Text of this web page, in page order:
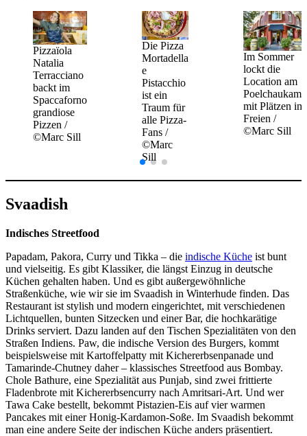
Pizzaïola
Natalia
Terracciano
backt im
Spaccaforno
grandiose
Pizzen /
©Marc Sill
Die Pizza
Mortadella
e
Pistacchio
ist ein
Traum für
alle Pizza-
Fans /
©Marc
Sill
Im Sommer
lockt die
Location am
Poelchaukamp
mit Plätzen im
Freien /
©Marc Sill
Svaadish
Indisches Streetfood
Papadam, Pakora, Curry und Tikka – die indische Küche ist bunt
und vielseitig. Es gibt Klassiker, die längst Einzug in deutsche
Küchen gehalten haben. Und es gibt außergewöhnliche
Straßenküche, wie wir sie im Svaadish in Winterhude finden. Das
Restaurant ist stylish und modern eingerichtet, mit verschiedenen
Lichtquellen, bunten Sitzecken und einer Bar, die hochkarätige
Drinks serviert. Dazu landen auf den Tischen Spezialitäten von den
Straßen Indiens. Paw, die indische Version des Burgers, kommt
beispielsweise mit Kartoffelpatty mit Kichererbsenpanade und
Tamarinde-Chutney daher – klassisches Streetfood aus Bombay.
Chole Bathure, eine Spezialität aus Punjab, sind zwei frittierte
Fladenbrote mit Kichererbsencurry nach Amritsari-Art. Und wer
Tawa Cake bestellt, bekommt Pistazien-Eis auf vier warmen
Pancakes mit einer Honig-Kardamon-Soße. Im Svaadish bekommt
man eine andere Seite der indischen Küche anders präsentiert.